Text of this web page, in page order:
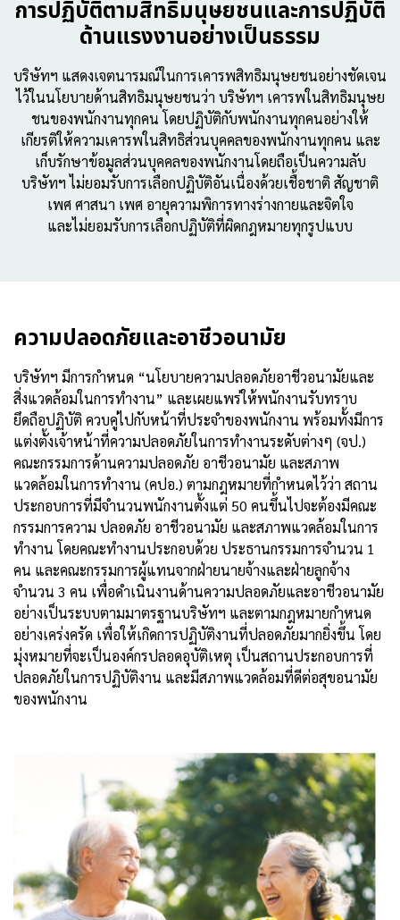
การปฏิบัติตามสิทธิมนุษยชนและการปฏิบัติ
ด้านแรงงานอย่างเป็นธรรม
บริษัทฯ แสดงเจตนารมณ์ในการเคารพสิทธิมนุษยชนอย่างชัดเจน
ไว้ในนโยบายด้านสิทธิมนุษยชนว่า บริษัทฯ เคารพในสิทธิมนุษย
ชนของพนักงานทุกคน โดยปฏิบัติกับพนักงานทุกคนอย่างให้
เกียรติให้ความเคารพในสิทธิส่วนบุคคลของพนักงานทุกคน และ
เก็บรักษาข้อมูลส่วนบุคคลของพนักงานโดยถือเป็นความลับ
บริษัทฯ ไม่ยอมรับการเลือกปฏิบัติอันเนื่องด้วยเชื้อชาติ สัญชาติ
เพศ ศาสนา เพศ อายุความพิการทางร่างกายและจิตใจ
และไม่ยอมรับการเลือกปฏิบัติที่ผิดกฎหมายทุกรูปแบบ
ความปลอดภัยและอาชีวอนามัย
บริษัทฯ มีการกำหนด “นโยบายความปลอดภัยอาชีวอนามัยและ
สิ่งแวดล้อมในการทำงาน” และเผยแพร่ให้พนักงานรับทราบ
ยึดถือปฏิบัติ ควบคู่ไปกับหน้าที่ประจำของพนักงาน พร้อมทั้งมีการ
แต่งตั้งเจ้าหน้าที่ความปลอดภัยในการทำงานระดับต่างๆ (จป.)
คณะกรรมการด้านความปลอดภัย อาชีวอนามัย และสภาพ
แวดล้อมในการทำงาน (คปอ.) ตามกฎหมายที่กำหนดไว้ว่า สถาน
ประกอบการที่มีจำนวนพนักงานตั้งแต่ 50 คนขึ้นไปจะต้องมีคณะ
กรรมการความ ปลอดภัย อาชีวอนามัย และสภาพแวดล้อมในการ
ทำงาน โดยคณะทำงานประกอบด้วย ประธานกรรมการจำนวน 1
คน และคณะกรรมการผู้แทนจากฝ่ายนายจ้างและฝ่ายลูกจ้าง
จำนวน 3 คน เพื่อดำเนินงานด้านความปลอดภัยและอาชีวอนามัย
อย่างเป็นระบบตามมาตรฐานบริษัทฯ และตามกฎหมายกำหนด
อย่างเคร่งครัด เพื่อให้เกิดการปฏิบัติงานที่ปลอดภัยมากยิ่งขึ้น โดย
มุ่งหมายที่จะเป็นองค์กรปลอดอุบัติเหตุ เป็นสถานประกอบการที่
ปลอดภัยในการปฏิบัติงาน และมีสภาพแวดล้อมที่ดีต่อสุขอนามัย
ของพนักงาน